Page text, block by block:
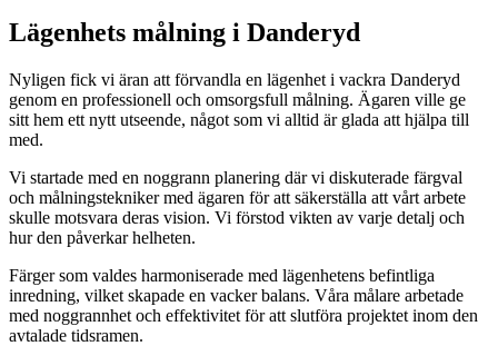
Lägenhets målning i Danderyd
Nyligen fick vi äran att förvandla en lägenhet i vackra Danderyd
genom en professionell och omsorgsfull målning. Ägaren ville ge
sitt hem ett nytt utseende, något som vi alltid är glada att hjälpa till
med.
Vi startade med en noggrann planering där vi diskuterade färgval
och målningstekniker med ägaren för att säkerställa att vårt arbete
skulle motsvara deras vision. Vi förstod vikten av varje detalj och
hur den påverkar helheten.
Färger som valdes harmoniserade med lägenhetens befintliga
inredning, vilket skapade en vacker balans. Våra målare arbetade
med noggrannhet och effektivitet för att slutföra projektet inom den
avtalade tidsramen.